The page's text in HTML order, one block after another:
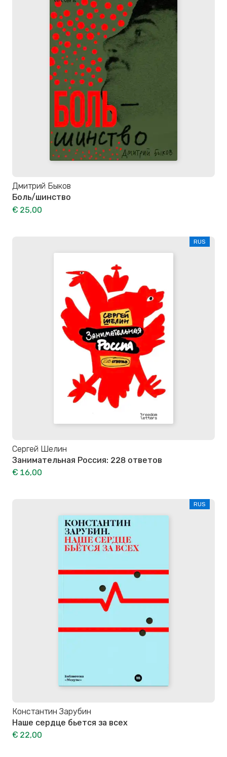
Дмитрий Быков
Боль/шинство
€ 25,00
RUS
Сергей Шелин
Занимательная Россия: 228 ответов
€ 16,00
RUS
Константин Зарубин
Наше сердце бьется за всех
€ 22,00